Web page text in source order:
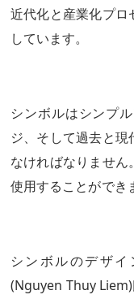
近代化と産業化プロ
しています。
シンボルはシンプ
ジ、そして過去と現
なければなりませ
使用することができ
シンボルのデザ
(Nguyen Thuy Liem)